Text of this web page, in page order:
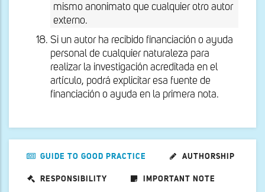
mismo anonimato que cualquier otro autor
externo.
Si un autor ha recibido financiación o ayuda
personal de cualquier naturaleza para
realizar la investigación acreditada en el
artículo, podrá explicitar esa fuente de
financiación o ayuda en la primera nota.
GUIDE TO GOOD PRACTICE AUTHORSHIP
RESPONSIBILITY IMPORTANT NOTE